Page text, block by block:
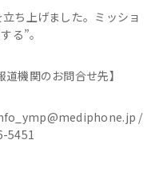
立ち上げました。ミッショ
る”。
道機関のお問合せ先】
/
5451